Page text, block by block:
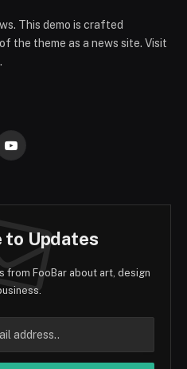
This demo is crafted
the theme as a news site. Visit
YouTube
to Updates
FooBar about art, design